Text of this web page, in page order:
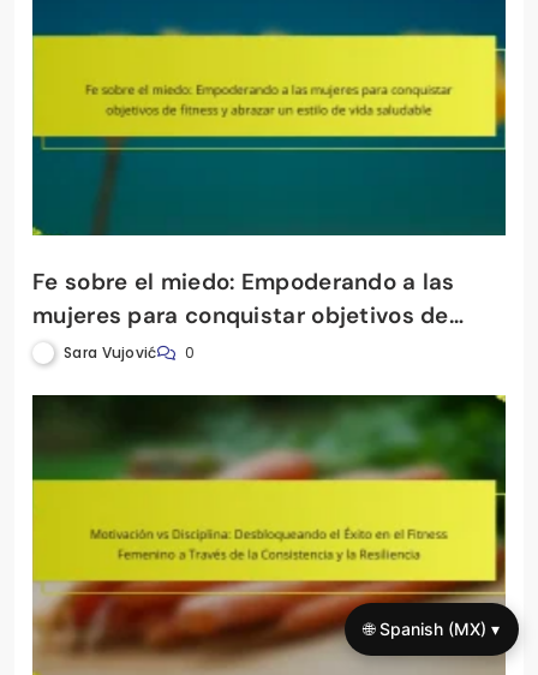
Fe sobre el miedo: Empoderando a las
mujeres para conquistar objetivos de
fitness y abrazar un estilo de vida
Sara Vujović 0
🌐 Spanish (MX) ▾